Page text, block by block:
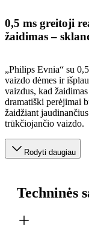
0,5 ms greitoji
žaidimas –
„Philips Evnia“ su
vaizdo dėmes ir
vaizdus, kad
dramatiški perėjimai
žaidžiant
trūkčiojančio vaizdo.
Rodyti daugiau
Techninės